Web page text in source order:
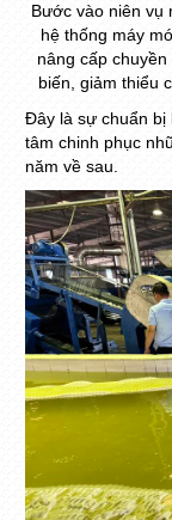
Bước vào niên vụ
hệ thống máy
nâng cấp
biến, giảm thiểu
Đây là sự chuẩn bị
tâm chinh phục
năm về sau.